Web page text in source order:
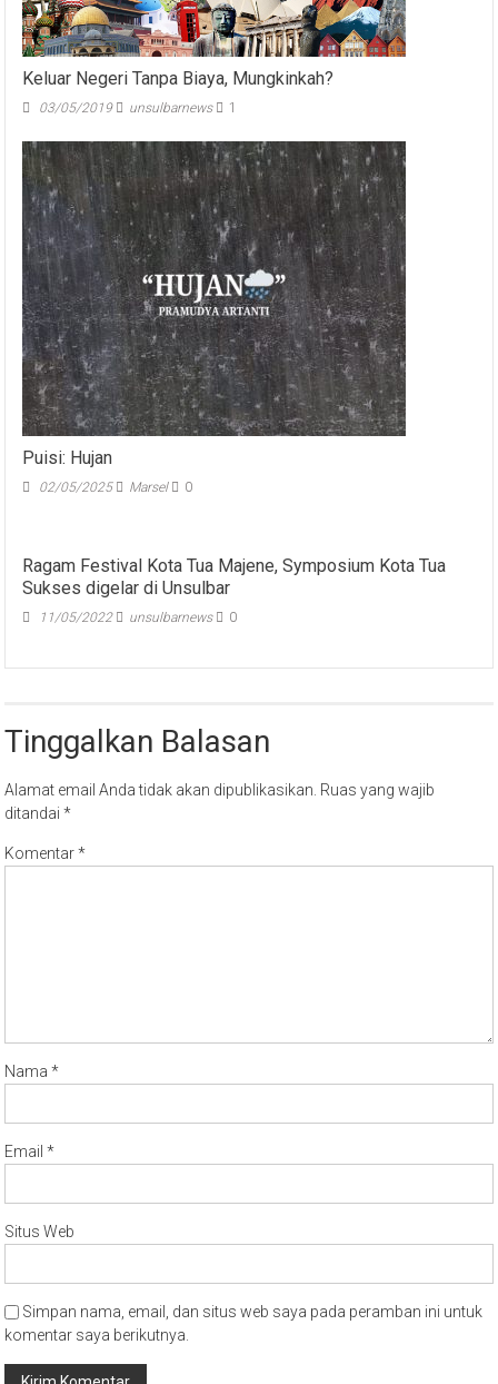
Keluar Negeri Tanpa Biaya, Mungkinkah?
03/05/2019 unsulbarnews 1
Puisi: Hujan
02/05/2025 Marsel 0
Ragam Festival Kota Tua Majene, Symposium Kota Tua
Sukses digelar di Unsulbar
11/05/2022 unsulbarnews 0
Tinggalkan Balasan
Alamat email Anda tidak akan dipublikasikan. Ruas yang wajib
ditandai*
Komentar*
Nama*
Email*
Situs Web
Simpan nama, email, dan situs web saya pada peramban ini untuk
komentar saya berikutnya.